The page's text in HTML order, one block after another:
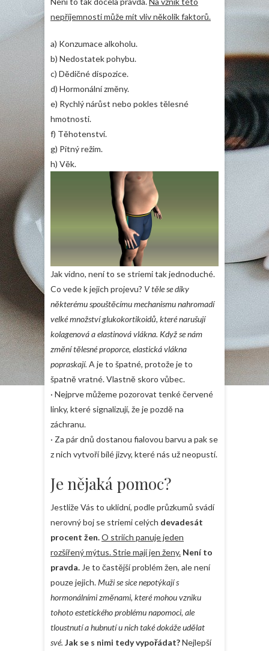
nepříjemnosti může mít vliv několik faktorů.
a) Konzumace alkoholu.
b) Nedostatek pohybu.
c) Dědičné dispozice.
d) Hormonální změny.
e) Rychlý nárůst nebo pokles tělesné
hmotnosti.
f) Těhotenství.
g) Pitný režim.
h) Věk.
Jak vidno, není to se striemi tak jednoduché.
Co vede k jejich projevu? V těle se díky
některému spouštěcímu mechanismu nahromadí
velké množství glukokortikoidů, které narušují
kolagenová a elastinová vlákna. Když se nám
změní tělesné proporce, elastická vlákna
popraskají. A je to špatné, protože je to
špatně vratné. Vlastně skoro vůbec.
· Nejprve můžeme pozorovat tenké červené
linky, které signalizují, že je pozdě na
záchranu.
· Za pár dnů dostanou fialovou barvu a pak se
z nich vytvoří bílé jizvy, které nás už neopustí.
Je nějaká pomoc?
Jestliže Vás to uklidní, podle průzkumů svádí
nerovný boj se striemi celých devadesát
procent žen.O striích panuje jeden
rozšířený mýtus. Strie mají jen ženy. Není to
pravda. Je to častější problém žen, ale není
pouze jejich.Muži se sice nepotýkají s
hormonálními změnami, které mohou vzniku
tohoto estetického problému napomoci, ale
tloustnutí a hubnutí u nich také dokáže udělat
své. Jak se s nimi tedy vypořádat?Nejlepší